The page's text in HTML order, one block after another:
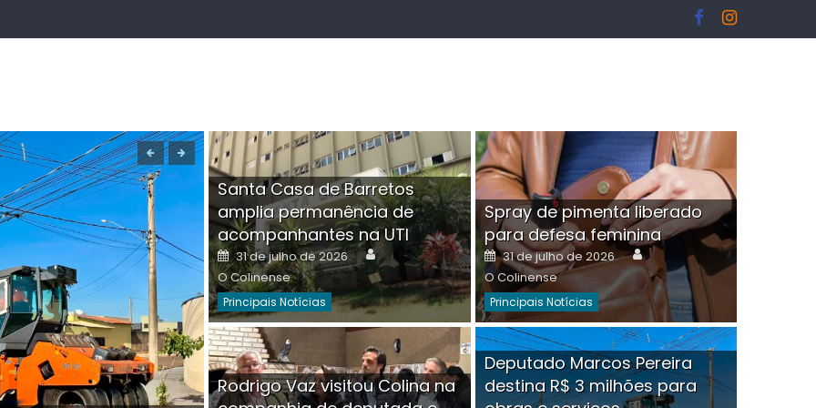
Boutique na Av. Ângelo Martins Tristão é
invadida por criminoso mascarado
Santa Casa de Barretos
amplia permanência de
acompanhantes na UTI
Posted
on
31 de julho de 2026 Author
O Colinense
Principais Notícias
Spray de pimenta liberado
para defesa feminina
Posted
on
31 de julho de 2026 Author
O Colinense
Principais Notícias
Rodrigo Vaz visitou Colina na
Deputado Marcos Pereira
destina R$ 3 milhões para